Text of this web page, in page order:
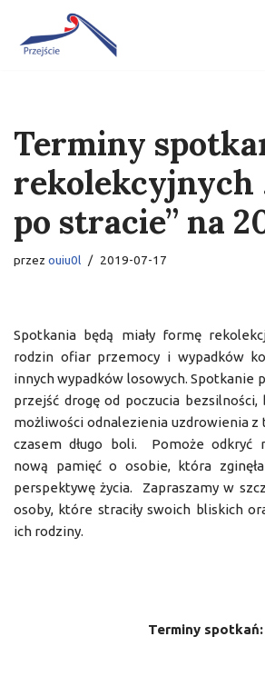
Przejdź
Terminy
rekolekcyjnych
po stracie” na
przez ouiu0l 2019-07-17
Spotkania będą miały formę
rodzin ofiar przemocy i wypadków
innych wypadków losowych. Spotkanie
przejść drogę od poczucia
możliwości odnalezienia uzdrowienia z
czasem długo boli. Pomoże odkryć
nową pamięć o osobie, która
perspektywę życia. Zapraszamy w
osoby, które straciły swoich bliskich
ich rodziny.
Terminy spotkań: